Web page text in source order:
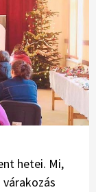
hetei. Mi,